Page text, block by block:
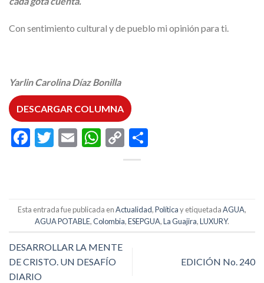
Con sentimiento cultural y de pueblo mi opinión para ti.
Yarlin Carolina Díaz Bonilla
DESCARGAR COLUMNA
Facebook
Twitter
EmailWhatsApp
Copy
Link
Esta entrada fue publicada enActualidad,Políticay etiquetadaAGUA,
AGUA POTABLE,Colombia,ESEPGUA,La Guajira,LUXURY.
DESARROLLAR LA MENTE
DE CRISTO. UN DESAFÍO
DIARIO
EDICIÓN No. 240